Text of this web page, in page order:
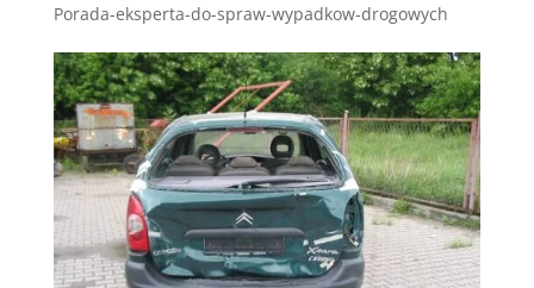
Porada-eksperta-do-spraw-wypadkow-drogowych